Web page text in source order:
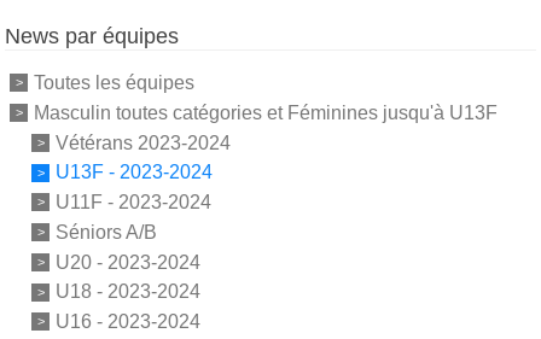
News par équipes
Toutes les équipes
Masculin toutes catégories et Féminines jusqu'à U13F
Vétérans 2023-2024
U13F - 2023-2024
U11F - 2023-2024
Séniors A/B
U20 - 2023-2024
U18 - 2023-2024
U16 - 2023-2024